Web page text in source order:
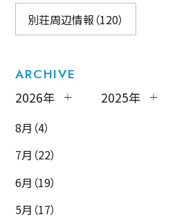
別荘周辺情報（120）
ARCHIVE
2026年
8月（4）
7月（22）
6月（19）
5月（17）
2025年